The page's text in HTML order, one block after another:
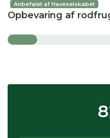
Anbefalet af Haveselskabet
Opbevaring af
8